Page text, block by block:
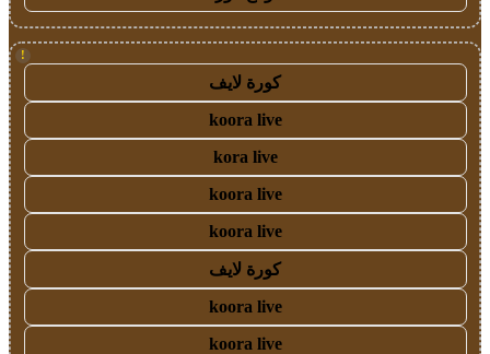
!
كورة لايف
koora live
kora live
koora live
koora live
كورة لايف
koora live
koora live